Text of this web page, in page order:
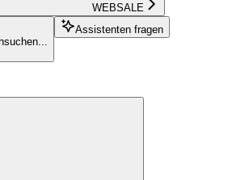
WEBSALE
Assistenten fragen